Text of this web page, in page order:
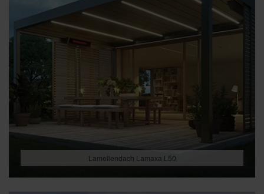
Lamellendach Lamaxa L50